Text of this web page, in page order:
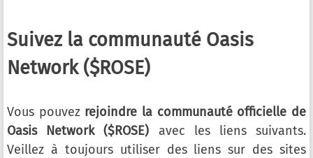
Suivez la communauté Oasis
Network ($ROSE)
Vous pouvez rejoindre la communauté officielle de
Oasis Network ($ROSE) avec les liens suivants.
Veillez à toujours utiliser des liens sur des sites